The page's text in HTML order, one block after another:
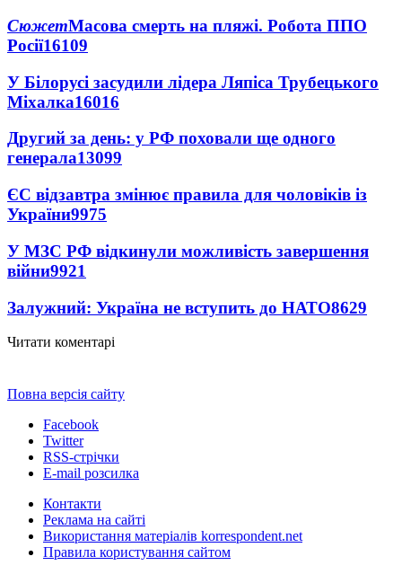
СюжетМасова смерть на пляжі. Робота ППО
Росії16109
У Білорусі засудили лідера Ляпіса Трубецького
Міхалка16016
Другий за день: у РФ поховали ще одного
генерала13099
ЄС відзавтра змінює правила для чоловіків із
України9975
У МЗС РФ відкинули можливість завершення
війни9921
Залужний: Україна не вступить до НАТО8629
Читати коментарі
Повна версія сайту
Facebook
Twitter
RSS-стрічки
E-mail розсилка
Контакти
Реклама на сайті
Використання матеріалів korrespondent.net
Правила користування сайтом